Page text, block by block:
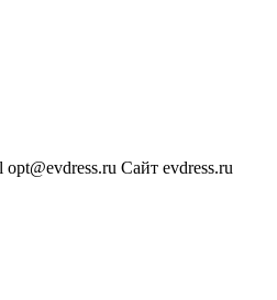
opt@evdress.ru Сайт evdress.ru